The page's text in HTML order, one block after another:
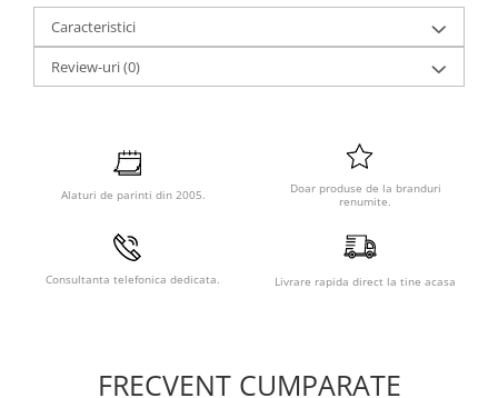
Caracteristici
Review-uri(0)
Alaturi de parinti din 2005.
Doar produse de la branduri
renumite.
Consultanta telefonica dedicata. Livrare rapida direct la tine acasa
FRECVENT CUMPARATE